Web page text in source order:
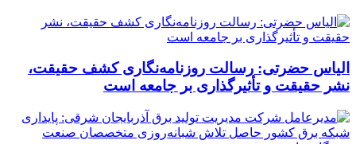
الیاس حضرتی: رسالت روزنامه‌نگاری کشف حقیقت،
نشر حقیقت و تأثیرگذاری بر جامعه است